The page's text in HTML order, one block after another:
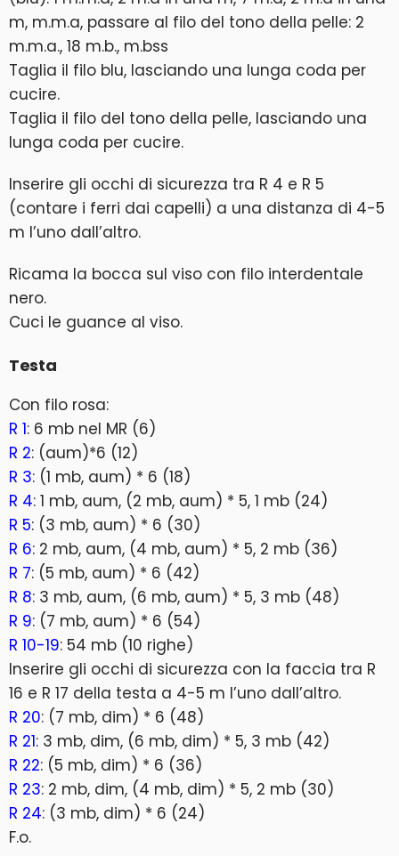
m, m.m.a, passare al filo del tono della pelle: 2
m.m.a., 18 m.b., m.bss
Taglia il filo blu, lasciando una lunga coda per
cucire.
Taglia il filo del tono della pelle, lasciando una
lunga coda per cucire.
Inserire gli occhi di sicurezza tra R 4 e R 5
(contare i ferri dai capelli) a una distanza di 4-5
m l’uno dall’altro.
Ricama la bocca sul viso con filo interdentale
nero.
Cuci le guance al viso.
Testa
Con filo rosa:
R 1: 6 mb nel MR (6)
R 2: (aum)*6 (12)
R 3: (1 mb, aum) * 6 (18)
R 4: 1 mb, aum, (2 mb, aum) * 5, 1 mb (24)
R 5: (3 mb, aum) * 6 (30)
R 6: 2 mb, aum, (4 mb, aum) * 5, 2 mb (36)
R 7: (5 mb, aum) * 6 (42)
R 8: 3 mb, aum, (6 mb, aum) * 5, 3 mb (48)
R 9: (7 mb, aum) * 6 (54)
R 10-19: 54 mb (10 righe)
Inserire gli occhi di sicurezza con la faccia tra R
16 e R 17 della testa a 4-5 m l’uno dall’altro.
R 20: (7 mb, dim) * 6 (48)
R 21: 3 mb, dim, (6 mb, dim) * 5, 3 mb (42)
R 22: (5 mb, dim) * 6 (36)
R 23: 2 mb, dim, (4 mb, dim) * 5, 2 mb (30)
R 24: (3 mb, dim) * 6 (24)
F.o.